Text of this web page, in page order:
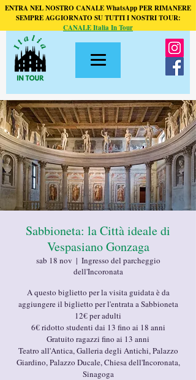
ENTRA NEL NOSTRO CANALE WhatsApp PER RIMANERE
SEMPRE AGGIORNATO SU TUTTI I NOSTRI TOUR:
CANALE Italia In Tour
Sabbioneta: la Città ideale di
Vespasiano Gonzaga
sab 18 nov
  |
Ingresso del parcheggio
dell'Incoronata
A questo biglietto per la visita guidata è da
aggiungere il biglietto per l'entrata a Sabbioneta
12€ per adulti
6€ ridotto studenti dai 13 fino ai 18 anni
Gratuito ragazzi fino ai 13 anni
Teatro all'Antica, Galleria degli Antichi, Palazzo
Giardino, Palazzo Ducale, Chiesa dell'Incoronata,
Sinagoga